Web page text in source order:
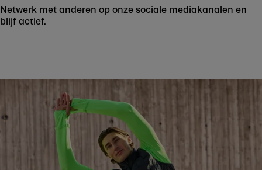
Netwerk met anderen op onze sociale mediakanalen en
blijf actief.